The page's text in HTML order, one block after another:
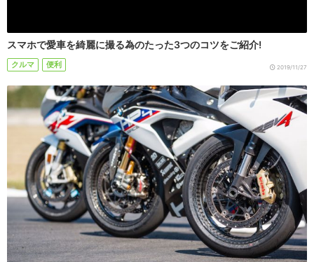
スマホで愛車を綺麗に撮る為のたった3つのコツをご紹介!
クルマ 便利 2019/11/27